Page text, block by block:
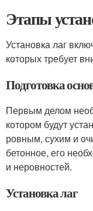
Этапы
Установка лаг
которых требует
Подготовка
Первым делом
котором будут
ровным, сухим и
бетонное, его
и неровностей.
Установка лаг